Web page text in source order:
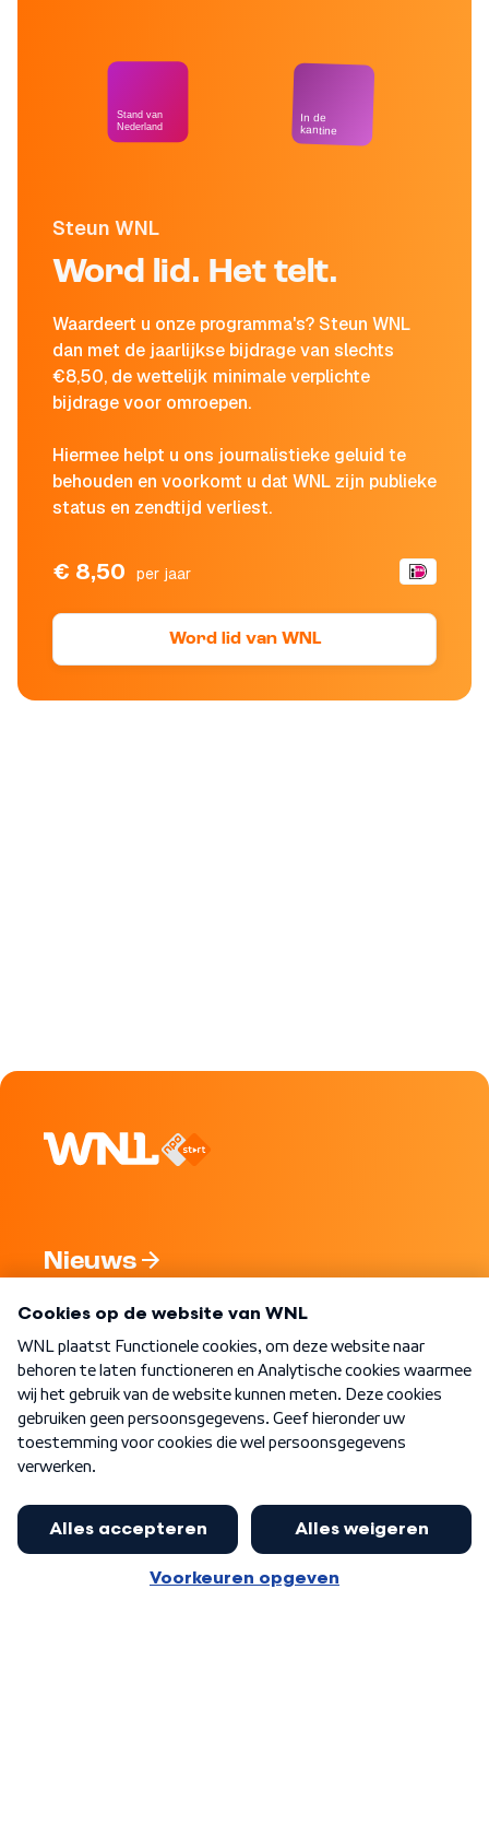
Steun WNL
Word lid. Het telt.
Waardeert u onze programma's? Steun WNL
dan met de jaarlijkse bijdrage van slechts
€8,50, de wettelijk minimale verplichte
bijdrage voor omroepen.
Hiermee helpt u ons journalistieke geluid te
behouden en voorkomt u dat WNL zijn publieke
status en zendtijd verliest.
€ 8,50 per jaar
Word lid van WNL
Stand van
Nederland
In de
kantine
Nieuws
Nieuwsbrief
Word Lid